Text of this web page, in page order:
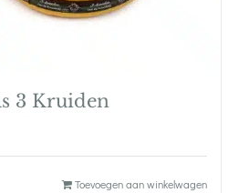
3 Kruiden
Toevoegen aan winkelwagen